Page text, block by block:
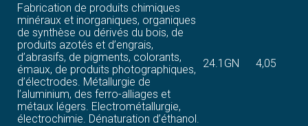
Fabrication de produits chimiques
minéraux et inorganiques, organiques
de synthèse ou dérivés du bois, de
produits azotés et d’engrais,
d’abrasifs, de pigments, colorants,
émaux, de produits photographiques,
d’électrodes. Métallurgie de
l’aluminium, des ferro-alliages et
métaux légers. Electrométallurgie,
électrochimie. Dénaturation d’éthanol.
24.1GN 4,05